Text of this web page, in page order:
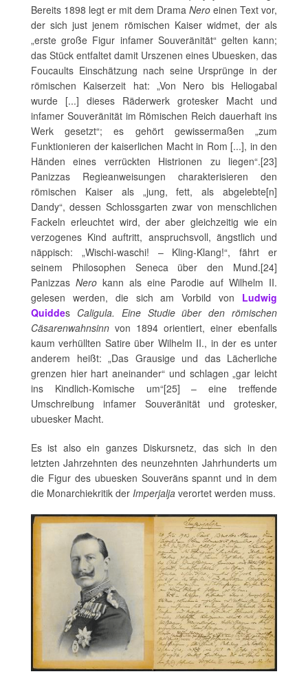
Bereits 1898 legt er mit dem Drama Nero einen Text vor,
der sich just jenem römischen Kaiser widmet, der als
„erste große Figur infamer Souveränität“ gelten kann;
das Stück entfaltet damit Urszenen eines Ubuesken, das
Foucaults Einschätzung nach seine Ursprünge in der
römischen Kaiserzeit hat: „Von Nero bis Heliogabal
wurde [...] dieses Räderwerk grotesker Macht und
infamer Souveränität im Römischen Reich dauerhaft ins
Werk gesetzt“; es gehört gewissermaßen „zum
Funktionieren der kaiserlichen Macht in Rom [...], in den
Händen eines verrückten Histrionen zu liegen“.[23]
Panizzas Regieanweisungen charakterisieren den
römischen Kaiser als „jung, fett, als abgelebte[n]
Dandy“, dessen Schlossgarten zwar von menschlichen
Fackeln erleuchtet wird, der aber gleichzeitig wie ein
verzogenes Kind auftritt, anspruchsvoll, ängstlich und
näppisch: „Wischi-waschi! – Kling-Klang!“, fährt er
seinem Philosophen Seneca über den Mund.[24]
Panizzas Nerokann als eine Parodie auf Wilhelm II.
gelesen werden, die sich am Vorbild von Ludwig
Quiddes Caligula. Eine Studie über den römischen
Cäsarenwahnsinn von 1894 orientiert, einer ebenfalls
kaum verhüllten Satire über Wilhelm II., in der es unter
anderem heißt: „Das Grausige und das Lächerliche
grenzen hier hart aneinander“ und schlagen „gar leicht
ins Kindlich-Komische um“[25] – eine treffende
Umschreibung infamer Souveränität und grotesker,
ubuesker Macht.
Es ist also ein ganzes Diskursnetz, das sich in den
letzten Jahrzehnten des neunzehnten Jahrhunderts um
die Figur des ubuesken Souveräns spannt und in dem
die Monarchiekritik der Imperjalja verortet werden muss.